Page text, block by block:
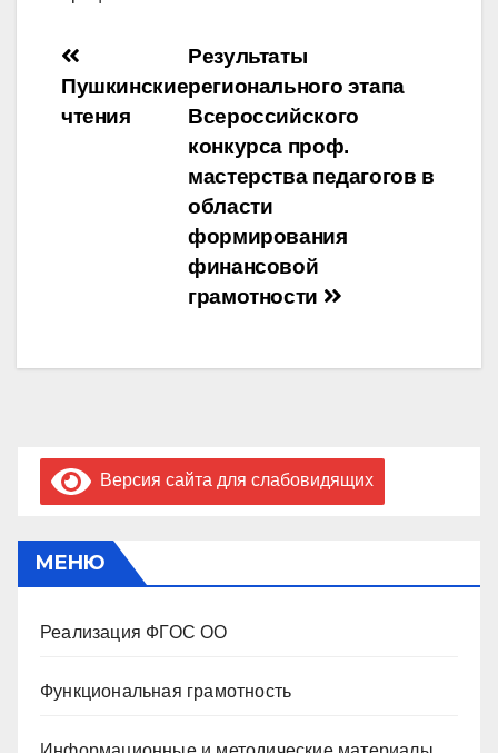
Навигация
по
записям
Результаты
регионального этапа
Всероссийского
конкурса проф.
мастерства педагогов в
области
формирования
финансовой
грамотности
Пушкинские
чтения
Версия сайта для слабовидящих
МЕНЮ
Реализация ФГОС ОО
Функциональная грамотность